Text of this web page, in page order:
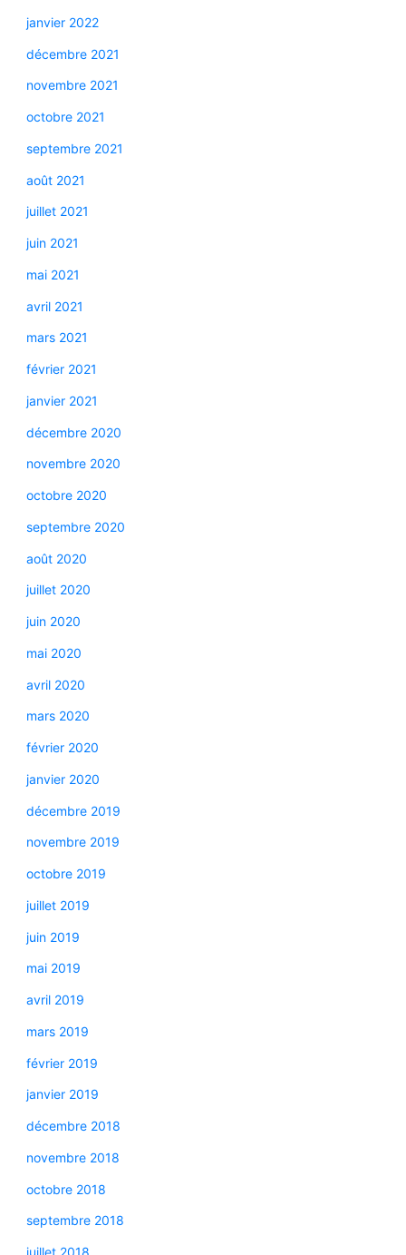
janvier 2022
décembre 2021
novembre 2021
octobre 2021
septembre 2021
août 2021
juillet 2021
juin 2021
mai 2021
avril 2021
mars 2021
février 2021
janvier 2021
décembre 2020
novembre 2020
octobre 2020
septembre 2020
août 2020
juillet 2020
juin 2020
mai 2020
avril 2020
mars 2020
février 2020
janvier 2020
décembre 2019
novembre 2019
octobre 2019
juillet 2019
juin 2019
mai 2019
avril 2019
mars 2019
février 2019
janvier 2019
décembre 2018
novembre 2018
octobre 2018
septembre 2018
juillet 2018